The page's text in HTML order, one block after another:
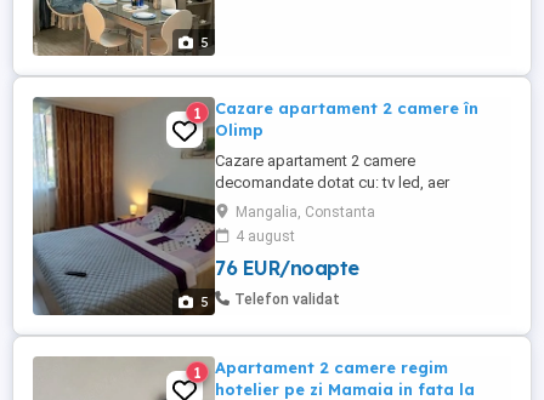
5
5
1
Cazare apartament 2 camere în
Olimp
Cazare apartament 2 camere
decomandate dotat cu: tv led, aer
condiționat, frigider, mașină de spălat,
espressor, bucătărie. Locația se află la
400 m. de plajă(7min. mers pe jos), în
spatele Complexului Amfiteatru. Vă
așteptăm!
Mangalia, Constanta
4 august
76 EUR/noapte
Telefon validat
1
Apartament 2 camere regim
hotelier pe zi Mamaia in fata la